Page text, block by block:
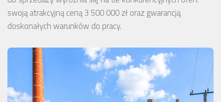
swoją atrakcyjną ceną 3 500 000 zł oraz gwarancją
doskonałych warunków do pracy.